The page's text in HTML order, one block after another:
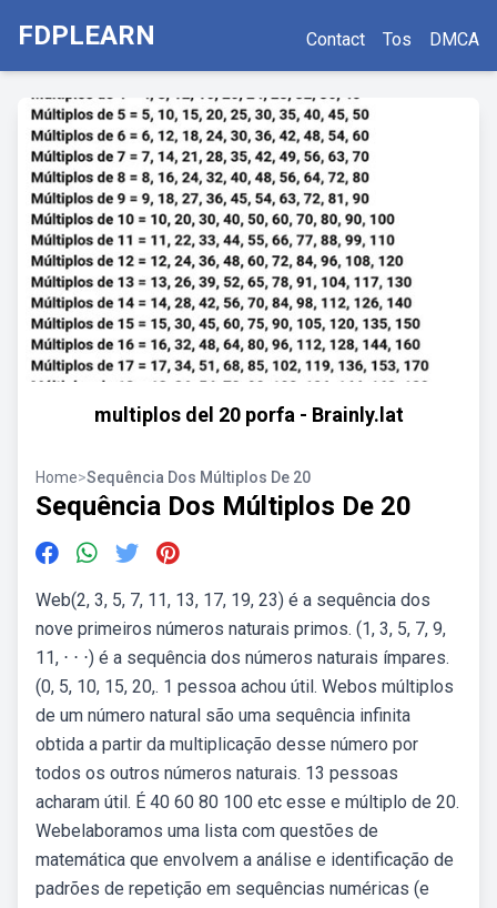
FDPLEARN Contact Tos DMCA
multiplos del 20 porfa - Brainly.lat
Home>Sequência Dos Múltiplos De 20
Sequência Dos Múltiplos De 20
Web(2, 3, 5, 7, 11, 13, 17, 19, 23) é a sequência dos
nove primeiros números naturais primos. (1, 3, 5, 7, 9,
11, ⋅ ⋅ ⋅) é a sequência dos números naturais ímpares.
(0, 5, 10, 15, 20,. 1 pessoa achou útil. Webos múltiplos
de um número natural são uma sequência infinita
obtida a partir da multiplicação desse número por
todos os outros números naturais. 13 pessoas
acharam útil. É 40 60 80 100 etc esse e múltiplo de 20.
Webelaboramos uma lista com questões de
matemática que envolvem a análise e identificação de
padrões de repetição em sequências numéricas (e